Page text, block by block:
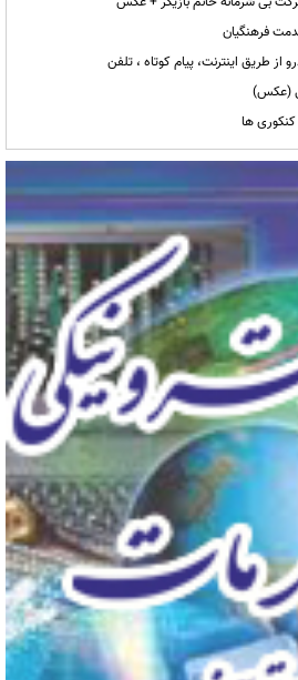
از طریق اینترنت، پیام کوتاه ، تلفن
(عکس)
ها